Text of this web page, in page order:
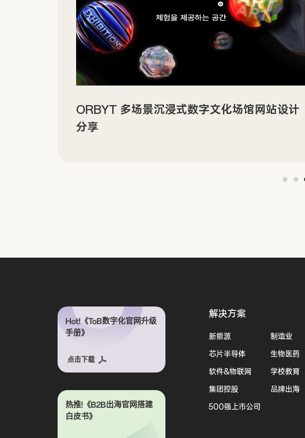
ORBYT 多场景沉浸式数字文化场馆网站设计
Hot!《ToB数字化官网升级
手册》
点击下载
热推!《B2B出海官网搭建
白皮书》
解决方案
新能源
制造业
芯片半导体
生物医药
软件&物联网
学校教育
集团控股
品牌出海
500强上市公司